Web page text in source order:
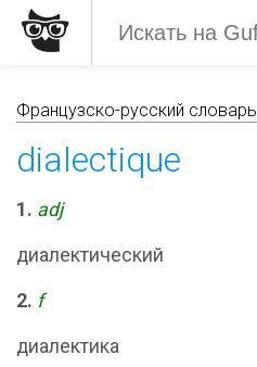
Французско-русский словарь
dialectique
1. adj
диалектический
2. f
диалектика